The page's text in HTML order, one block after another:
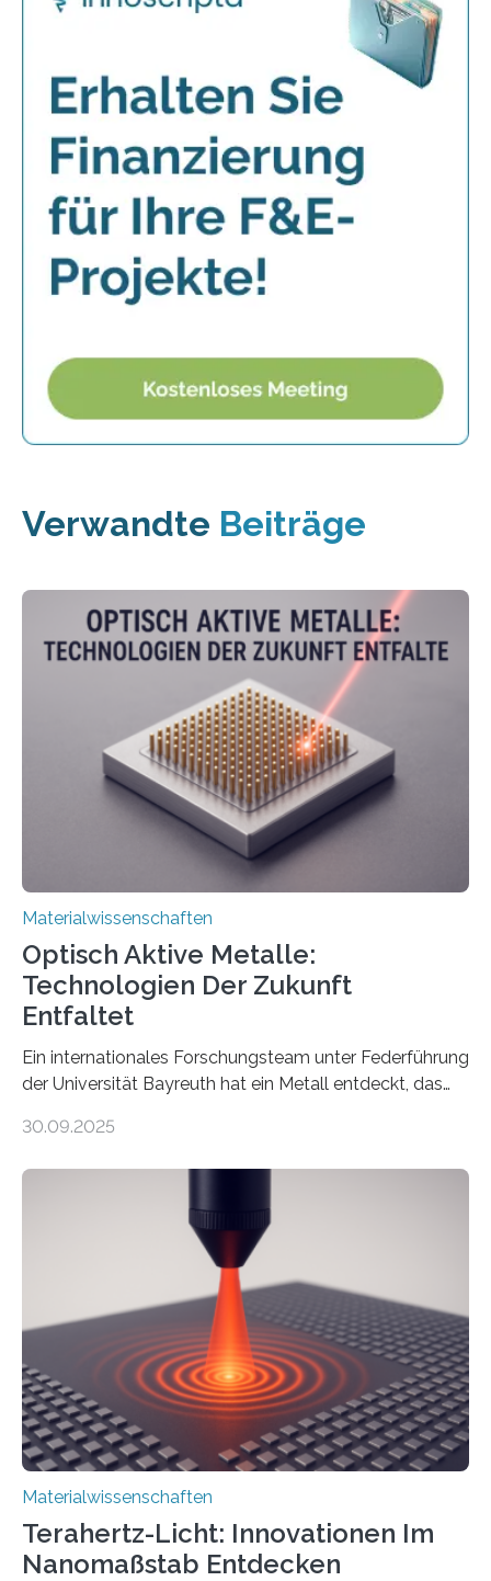
Verwandte Beiträge
Materialwissenschaften
Optisch Aktive Metalle:
Technologien Der Zukunft
Entfaltet
Ein internationales Forschungsteam unter Federführung
der Universität Bayreuth hat ein Metall entdeckt, das
Dadurch ist es in der Lage, eine sogenannte zweite
Nichtmetallen vorkommt und insbesondere für
Sensorik und Elektrotechnik von Interesse ist. Über ihre
Erkenntnisse berichten die Forschenden im Journal of
the American Chemical Society. —What for?
Materialien, die gleichzeitig Strom leiten und Licht
beeinflussen können, sind für viele moderne
Technologien…
30.09.2025
Materialwissenschaften
Terahertz-Licht: Innovationen Im
Nanomaßstab Entdecken